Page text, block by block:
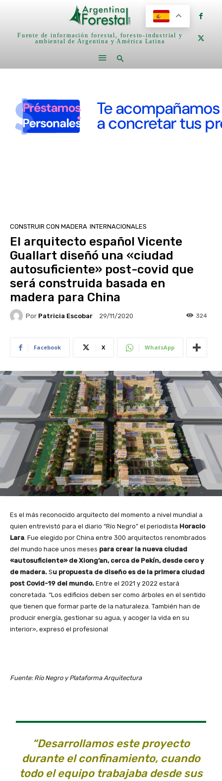
Fuente de información forestal, foresto-industrial y
ambiental de Argentina y América Latina
CONSTRUIR CON MADERA INTERNACIONALES
El arquitecto español Vicente
Guallart diseñó una «ciudad
autosuficiente» post-covid que
será construida basada en
madera para China
Por Patricia Escobar 29/11/2020 324
Facebook X WhatsApp
Es el más reconocido arquitecto del momento a nivel mundial a
quien entrevistó para el diario “Río Negro” el periodista Horacio
Lara. Fue elegido por China entre 300 arquitectos renombrados
del mundo hace unos meses para crear la nueva ciudad
«autosuficiente» de Xiong’an, cerca de Pekín, desde cero y
de madera. Su propuesta de diseño es de la primera ciudad
post Covid-19 del mundo. Entre el 2021 y 2022 estará
concretada. “Los edificios deben ser como árboles en el sentido
que tienen que formar parte de la naturaleza. También han de
producir energía, gestionar su agua, y acoger la vida en su
interior», expresó el profesional
Fuente: Río Negro y Plataforma Arquitectura
“Desarrollamos este proyecto
durante el confinamiento, cuando
todo el equipo trabajaba desde sus